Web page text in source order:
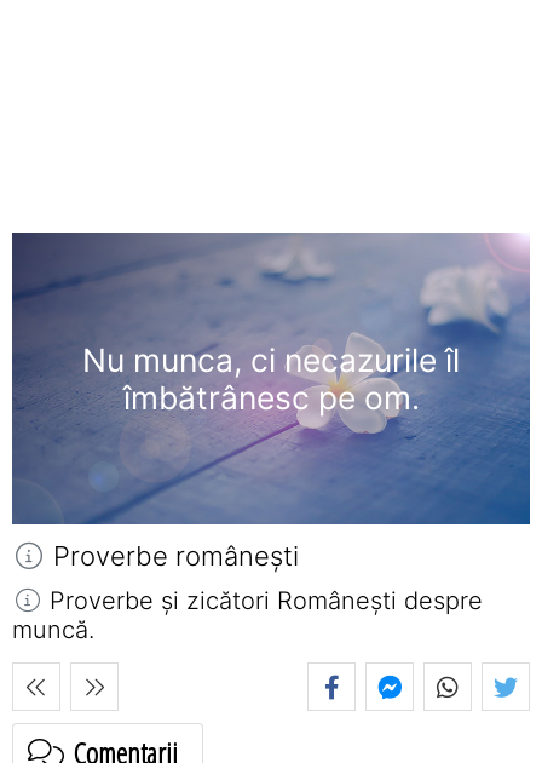
Nu munca, ci necazurile îl
îmbătrânesc pe om.
Proverbe româneşti
Proverbe și zicători Româneşti despre
muncă.
Comentarii